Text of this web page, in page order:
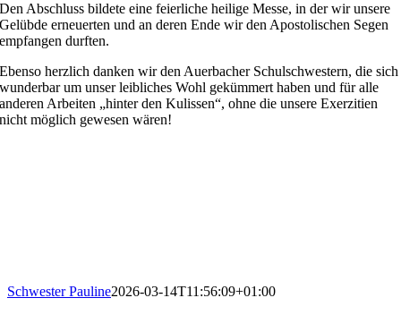
Den Abschluss bildete eine feierliche heilige Messe, in der wir unsere
Gelübde erneuerten und an deren Ende wir den Apostolischen Segen
empfangen durften.
Ebenso herzlich danken wir den Auerbacher Schulschwestern, die sich
wunderbar um unser leibliches Wohl gekümmert haben und für alle
anderen Arbeiten „hinter den Kulissen“, ohne die unsere Exerzitien
nicht möglich gewesen wären!
Schwester Pauline2026-03-14T11:56:09+01:00